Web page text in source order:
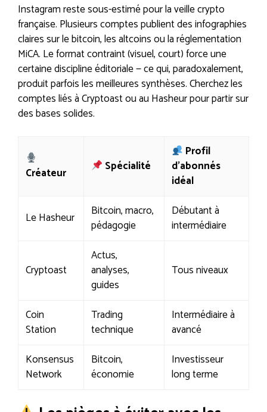
Instagram reste sous-estimé pour la veille crypto
française. Plusieurs comptes publient des infographies
claires sur le bitcoin, les altcoins ou la réglementation
MiCA. Le format contraint (visuel, court) force une
certaine discipline éditoriale — ce qui, paradoxalement,
produit parfois les meilleures synthèses. Cherchez les
comptes liés à Cryptoast ou au Hasheur pour partir sur
des bases solides.
Créateur Spécialité
Profil
d’abonnés
idéal
Le Hasheur
Bitcoin, macro,
pédagogie
Débutant à
intermédiaire
Cryptoast
Actus,
analyses,
guides
Tous niveaux
Coin
Station
Trading
technique
Intermédiaire à
avancé
Konsensus
Network
Bitcoin,
économie
Investisseur
long terme